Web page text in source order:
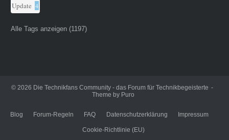
Update 4
Alle Tags anzeigen (1197)
© 2026 Die Technikfans Community - das Forum für Technikbegeisterte
Theme by Puro
Blog Forum-Regeln FAQ Datenschutzerklärung Impressum
Cookie-Richtlinie (EU)